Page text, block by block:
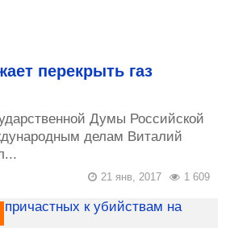
перекрыть газ
Думы Российской
делам Виталий
1 609
21 янв, 2017